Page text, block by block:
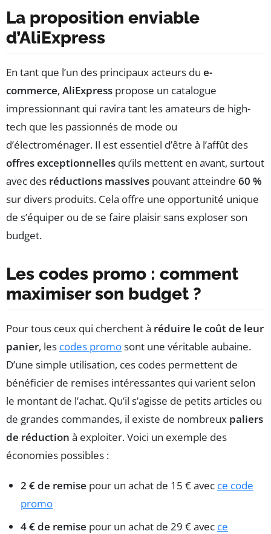
La proposition enviable
d’AliExpress
En tant que l’un des principaux acteurs du e-
commerce, AliExpress propose un catalogue
impressionnant qui ravira tant les amateurs de high-
tech que les passionnés de mode ou
d’électroménager. Il est essentiel d’être à l’affût des
offres exceptionnelles qu’ils mettent en avant, surtout
avec des réductions massives pouvant atteindre 60 %
sur divers produits. Cela offre une opportunité unique
de s’équiper ou de se faire plaisir sans exploser son
budget.
Les codes promo : comment
maximiser son budget ?
Pour tous ceux qui cherchent à réduire le coût de leur
panier, les codes promosont une véritable aubaine.
D’une simple utilisation, ces codes permettent de
bénéficier de remises intéressantes qui varient selon
le montant de l’achat. Qu’il s’agisse de petits articles ou
de grandes commandes, il existe de nombreux paliers
de réduction à exploiter. Voici un exemple des
économies possibles :
2 € de remise pour un achat de 15 € avec ce code
promo
4 € de remise pour un achat de 29 € avec ce